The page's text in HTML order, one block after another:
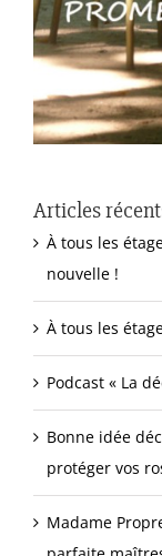
Articles
À tous les
nouvelle !
À tous les
Podcast « La
Bonne idée
protéger vos
Madame